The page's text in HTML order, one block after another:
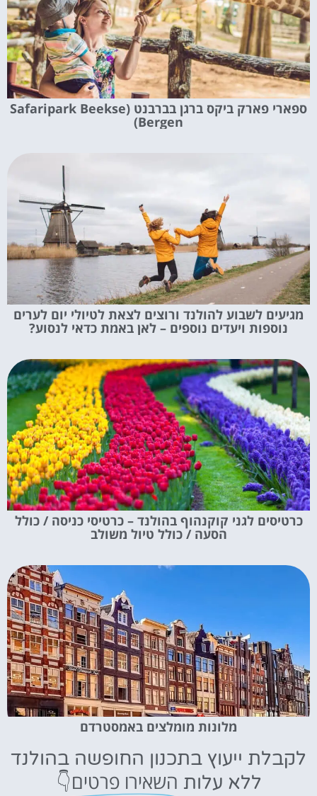
ספארי פארק ביקס ברגן בברבנט (Safaripark Beekse
Bergen)
מגיעים לשבוע להולנד ורוצים לצאת לטיולי יום לערים
נוספות ויעדים נוספים – לאן באמת כדאי לנסוע?
כרטיסים לגני קוקנהוף בהולנד – כרטיסי כניסה / כולל
הסעה / כולל טיול משולב
מלונות מומלצים באמסטרדם
לקבלת ייעוץ בתכנון החופשה בהולנד
ללא עלות השאירו פרטים👇